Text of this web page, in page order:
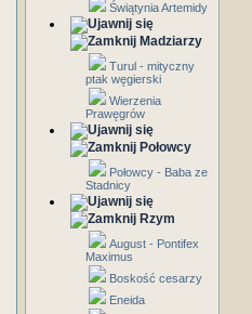
Świątynia Artemidy
Madziarzy
Turul - mityczny
ptak węgierski
Wierzenia
Prawęgrów
Połowcy
Połowcy - Baba ze
Stadnicy
Rzym
August - Pontifex
Maximus
Boskość cesarzy
Eneida